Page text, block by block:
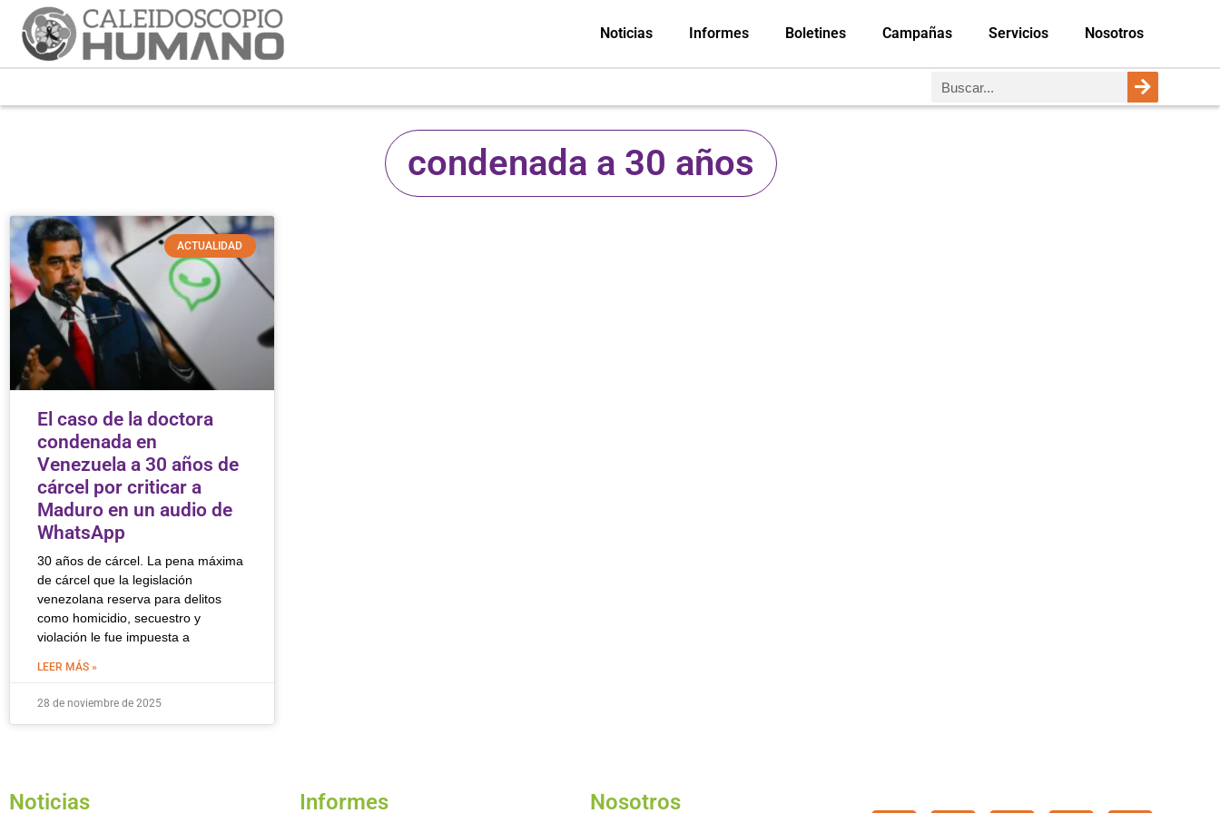
Noticias Informes Boletines Campañas Servicios Nosotros
condenada a 30 años
ACTUALIDAD
El caso de la doctora
condenada en
Venezuela a 30 años de
cárcel por criticar a
Maduro en un audio de
WhatsApp
30 años de cárcel. La pena máxima
de cárcel que la legislación
venezolana reserva para delitos
como homicidio, secuestro y
violación le fue impuesta a
LEER MÁS »
28 de noviembre de 2025
Noticias Informes Nosotros